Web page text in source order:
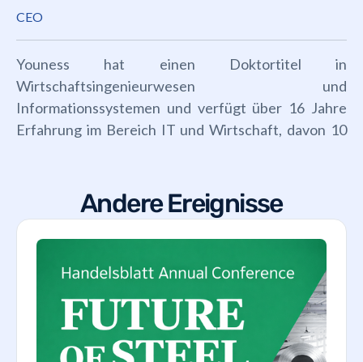
CEO
Youness hat einen Doktortitel in
Wirtschaftsingenieurwesen und
Informationssystemen und verfügt über 16 Jahre
Erfahrung im Bereich IT und Wirtschaft, davon 10
Andere Ereignisse